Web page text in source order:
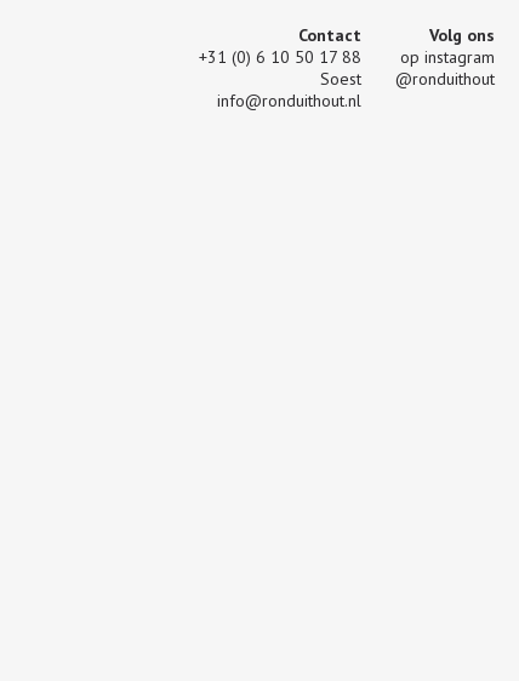
Contact
+31 (0) 6 10 50 17 88
Soest
info@ronduithout.nl
Volg ons
op instagram
@ronduithout